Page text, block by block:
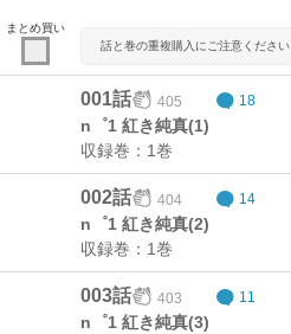
まとめ買い
話と巻の重複購入にご注意ください
001話 405 18
n゜1 紅き純真(1)
収録巻：1巻
002話 404 14
n゜1 紅き純真(2)
収録巻：1巻
003話 403 11
n゜1 紅き純真(3)